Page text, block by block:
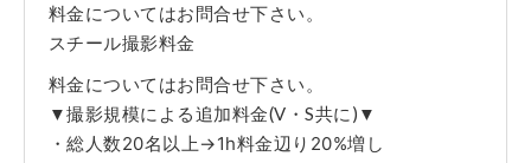
ト及びロケハウスの実営業に支障がでた場合、その休業補償も併せて請求
させていただきます。
※当該Webサイト上のロケセット及びロケハウスの写真は弊社担当者が、
取材時に撮影した時のものです。躯体・設備・什器・内装・家具・備品等
の仕様・配置に関しましては現状を優先とさせていただきます。ご了承く
ださい。
※弊社管理ロケセット及びロケハウス使用中に発生した不測の事故や、天
料金についてはお問合せ下さい。
スチール撮影料金
料金についてはお問合せ下さい。
▼撮影規模による追加料金(V・S共に)▼
・総人数20名以上→1h料金辺り20%増し